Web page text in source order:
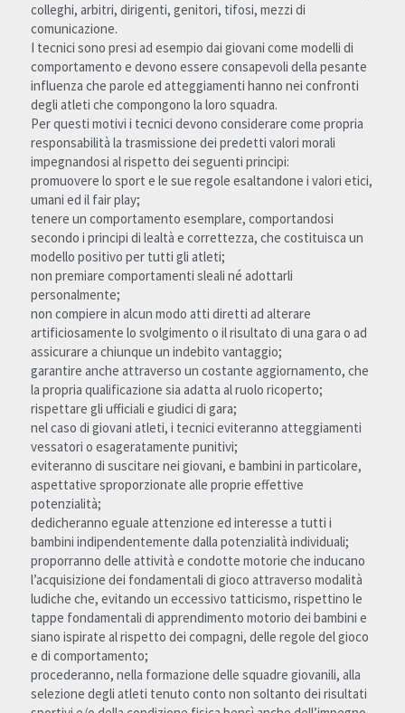
colleghi, arbitri, dirigenti, genitori, tifosi, mezzi di
comunicazione.
I tecnici sono presi ad esempio dai giovani come modelli di
comportamento e devono essere consapevoli della pesante
influenza che parole ed atteggiamenti hanno nei confronti
degli atleti che compongono la loro squadra.
Per questi motivi i tecnici devono considerare come propria
responsabilità la trasmissione dei predetti valori morali
impegnandosi al rispetto dei seguenti principi:
promuovere lo sport e le sue regole esaltandone i valori etici,
umani ed il fair play;
tenere un comportamento esemplare, comportandosi
secondo i principi di lealtà e correttezza, che costituisca un
modello positivo per tutti gli atleti;
non premiare comportamenti sleali né adottarli
personalmente;
non compiere in alcun modo atti diretti ad alterare
artificiosamente lo svolgimento o il risultato di una gara o ad
assicurare a chiunque un indebito vantaggio;
garantire anche attraverso un costante aggiornamento, che
la propria qualificazione sia adatta al ruolo ricoperto;
rispettare gli ufficiali e giudici di gara;
nel caso di giovani atleti, i tecnici eviteranno atteggiamenti
vessatori o esageratamente punitivi;
eviteranno di suscitare nei giovani, e bambini in particolare,
aspettative sproporzionate alle proprie effettive
potenzialità;
dedicheranno eguale attenzione ed interesse a tutti i
bambini indipendentemente dalla potenzialità individuali;
proporranno delle attività e condotte motorie che inducano
l’acquisizione dei fondamentali di gioco attraverso modalità
ludiche che, evitando un eccessivo tatticismo, rispettino le
tappe fondamentali di apprendimento motorio dei bambini e
siano ispirate al rispetto dei compagni, delle regole del gioco
e di comportamento;
procederanno, nella formazione delle squadre giovanili, alla
selezione degli atleti tenuto conto non soltanto dei risultati